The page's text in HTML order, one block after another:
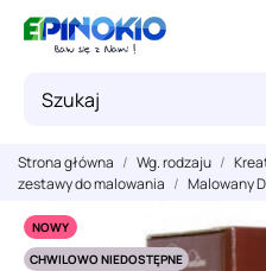
Strona główna Wg. rodzaju
zestawy do malowania
Malowany
NOWY
CHWILOWO NIEDOSTĘPNE